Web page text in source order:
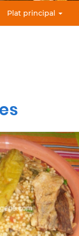
Plat principal